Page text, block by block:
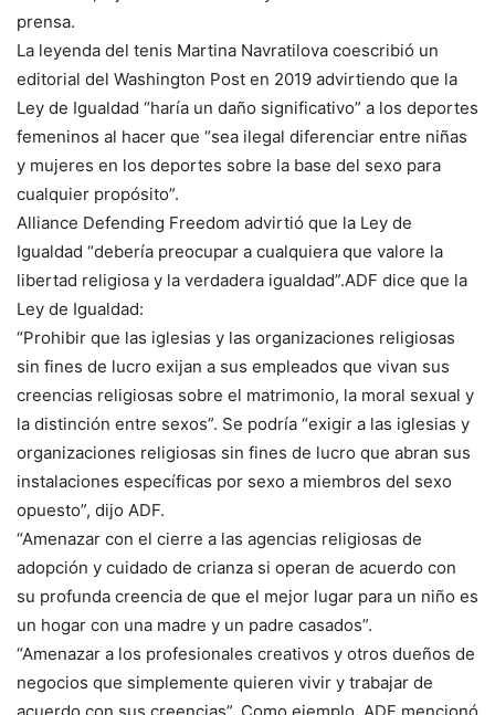
prensa.
La leyenda del tenis Martina Navratilova coescribió un
editorial del Washington Post en 2019 advirtiendo que la
Ley de Igualdad “haría un daño significativo” a los deportes
femeninos al hacer que “sea ilegal diferenciar entre niñas
y mujeres en los deportes sobre la base del sexo para
cualquier propósito”.
Alliance Defending Freedom advirtió que la Ley de
Igualdad “debería preocupar a cualquiera que valore la
libertad religiosa y la verdadera igualdad”.ADF dice que la
Ley de Igualdad:
“Prohibir que las iglesias y las organizaciones religiosas
sin fines de lucro exijan a sus empleados que vivan sus
creencias religiosas sobre el matrimonio, la moral sexual y
la distinción entre sexos”. Se podría “exigir a las iglesias y
organizaciones religiosas sin fines de lucro que abran sus
instalaciones específicas por sexo a miembros del sexo
opuesto”, dijo ADF.
“Amenazar con el cierre a las agencias religiosas de
adopción y cuidado de crianza si operan de acuerdo con
su profunda creencia de que el mejor lugar para un niño es
un hogar con una madre y un padre casados”.
“Amenazar a los profesionales creativos y otros dueños de
negocios que simplemente quieren vivir y trabajar de